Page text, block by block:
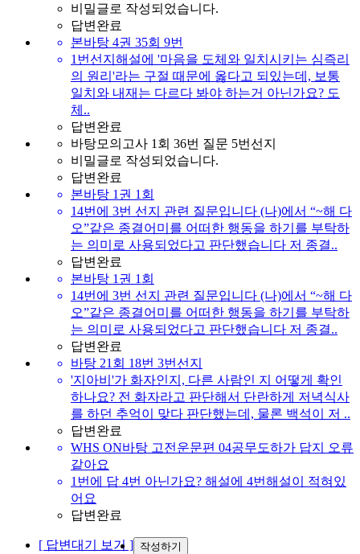
비밀글로 작성되었습니다.
답변완료
본바탕 4권 35회 9번
1번선지해설에 '마음을 도체와 일치시키는 심즉리
의 원리'라는 구절 때문에 옳다고 되있는데, 보통
일치와 내재는 다르다 봐야 하는거 아닌가요? 도
체..
답변완료
바탕모의고사 1회 36번 질문 5번선지
비밀글로 작성되었습니다.
답변완료
본바탕 1권 1회
14번에 3번 선지 관련 질문입니다 (나)에서 “~해 다
오”같은 종결어미를 어떠한 행동을 하기를 부탁하
는 의미로 사용되었다고 판단했습니다 저 종결..
답변완료
본바탕 1권 1회
14번에 3번 선지 관련 질문입니다 (나)에서 “~해 다
오”같은 종결어미를 어떠한 행동을 하기를 부탁하
는 의미로 사용되었다고 판단했습니다 저 종결..
답변완료
바탕 21회 18번 3번선지
'지아비'가 화자인지, 다른 사람인 지 어떻게 확인
하나요? 전 화자라고 판단해서 단란하게 저녁식사
를 하던 추억이 맞다 판단했는데, 물론 백석이 저 ..
답변완료
WHS ON바탕 고전운문편 04공무도하가 답지 오류
같아요
1번에 답 4번 아닌가요? 해설에 4번해설이 적혀있
어요
답변완료
[ 답변대기 보기 ] 작성하기